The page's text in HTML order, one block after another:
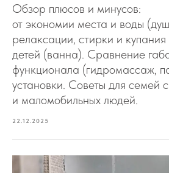
Обзор плюсов и минусов:
от экономии места и воды
релаксации, стирки и купания
детей (ванна). Сравнение
функционала (гидромассаж,
установки. Советы для семей
и маломобильных людей.
22.12.2025